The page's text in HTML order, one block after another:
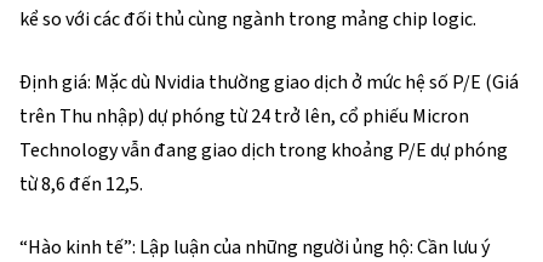
kể so với các đối thủ cùng ngành trong mảng chip logic.
Định giá: Mặc dù Nvidia thường giao dịch ở mức hệ số P/E (Giá
trên Thu nhập) dự phóng từ 24 trở lên, cổ phiếu Micron
Technology vẫn đang giao dịch trong khoảng P/E dự phóng
từ 8,6 đến 12,5.
“Hào kinh tế”: Lập luận của những người ủng hộ: Cần lưu ý